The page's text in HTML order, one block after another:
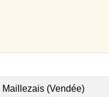
Maillezais (Vendée)